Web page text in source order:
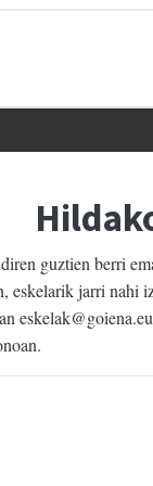
guztien berri
eskelarik jarri nahi